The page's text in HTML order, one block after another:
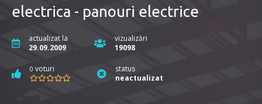
electrica - panouri electrice
actualizat la
29.09.2009
vizualizări
19098
0 voturi
status
neactualizat